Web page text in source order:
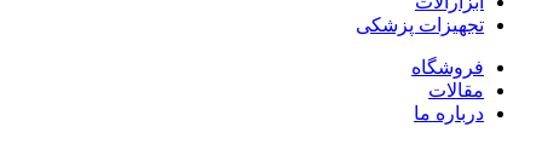
تجهیزات پزشکی
فروشگاه
مقالات
درباره ما